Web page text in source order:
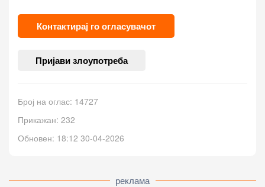
Контактирај го огласувачот
Пријави злоупотреба
Број на оглас: 14727
Прикажан: 232
Обновен: 18:12 30-04-2026
реклама